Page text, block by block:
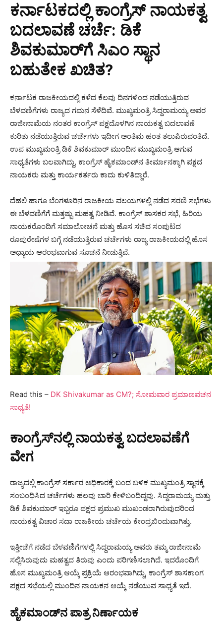
ಕರ್ನಾಟಕದಲ್ಲಿ ಕಾಂಗ್ರೆಸ್ ನಾಯಕತ್ವ
ಬದಲಾವಣೆ ಚರ್ಚೆ: ಡಿಕೆ
ಶಿವಕುಮಾರ್‌ಗೆ ಸಿಎಂ ಸ್ಥಾನ
ಬಹುತೇಕ ಖಚಿತ?
ಕರ್ನಾಟಕ ರಾಜಕೀಯದಲ್ಲಿ ಕಳೆದ ಕೆಲವು ದಿನಗಳಿಂದ ನಡೆಯುತ್ತಿರುವ
ಬೆಳವಣಿಗೆಗಳು ರಾಜ್ಯದ ಗಮನ ಸೆಳೆದಿವೆ. ಮುಖ್ಯಮಂತ್ರಿ ಸಿದ್ದರಾಮಯ್ಯ ಅವರ
ರಾಜೀನಾಮೆಯ ನಂತರ ಕಾಂಗ್ರೆಸ್ ಪಕ್ಷದೊಳಗಿನ ನಾಯಕತ್ವ ಬದಲಾವಣೆ
ಕುರಿತು ನಡೆಯುತ್ತಿರುವ ಚರ್ಚೆಗಳು ಇದೀಗ ಅಂತಿಮ ಹಂತ ತಲುಪಿರುವಂತಿದೆ.
ಉಪ ಮುಖ್ಯಮಂತ್ರಿ ಡಿಕೆ ಶಿವಕುಮಾರ್ ಮುಂದಿನ ಮುಖ್ಯಮಂತ್ರಿ ಆಗುವ
ಸಾಧ್ಯತೆಗಳು ಬಲವಾಗಿದ್ದು, ಕಾಂಗ್ರೆಸ್ ಹೈಕಮಾಂಡ್‌ನ ತೀರ್ಮಾನಕ್ಕಾಗಿ ಪಕ್ಷದ
ನಾಯಕರು ಮತ್ತು ಕಾರ್ಯಕರ್ತರು ಕಾದು ಕುಳಿತಿದ್ದಾರೆ.
ದೆಹಲಿ ಹಾಗೂ ಬೆಂಗಳೂರಿನ ರಾಜಕೀಯ ವಲಯಗಳಲ್ಲಿ ನಡೆದ ಸರಣಿ ಸಭೆಗಳು
ಈ ಬೆಳವಣಿಗೆಗೆ ಮತ್ತಷ್ಟು ಮಹತ್ವ ನೀಡಿವೆ. ಕಾಂಗ್ರೆಸ್ ಶಾಸಕರ ಸಭೆ, ಹಿರಿಯ
ನಾಯಕರೊಂದಿಗೆ ಸಮಾಲೋಚನೆ ಮತ್ತು ಹೊಸ ಸಚಿವ ಸಂಪುಟದ
ರೂಪುರೇಷೆಗಳ ಬಗ್ಗೆ ನಡೆಯುತ್ತಿರುವ ಚರ್ಚೆಗಳು ರಾಜ್ಯ ರಾಜಕೀಯದಲ್ಲಿ ಹೊಸ
ಅಧ್ಯಾಯ ಆರಂಭವಾಗುವ ಸೂಚನೆ ನೀಡುತ್ತಿವೆ.
Read this – DK Shivakumar as CM?; ಸೋಮವಾರ ಪ್ರಮಾಣವಚನ
ಸಾಧ್ಯತೆ!
ಕಾಂಗ್ರೆಸ್‌ನಲ್ಲಿ ನಾಯಕತ್ವ ಬದಲಾವಣೆಗೆ
ವೇಗ
ರಾಜ್ಯದಲ್ಲಿ ಕಾಂಗ್ರೆಸ್ ಸರ್ಕಾರ ಅಧಿಕಾರಕ್ಕೆ ಬಂದ ಬಳಿಕ ಮುಖ್ಯಮಂತ್ರಿ ಸ್ಥಾನಕ್ಕೆ
ಸಂಬಂಧಿಸಿದ ಚರ್ಚೆಗಳು ಹಲವು ಬಾರಿ ಕೇಳಿಬಂದಿದ್ದವು. ಸಿದ್ದರಾಮಯ್ಯ ಮತ್ತು
ಡಿಕೆ ಶಿವಕುಮಾರ್ ಇಬ್ಬರೂ ಪಕ್ಷದ ಪ್ರಮುಖ ಮುಖಂಡರಾಗಿರುವುದರಿಂದ
ನಾಯಕತ್ವ ವಿಚಾರ ಸದಾ ರಾಜಕೀಯ ಚರ್ಚೆಯ ಕೇಂದ್ರಬಿಂದುವಾಗಿತ್ತು.
ಇತ್ತೀಚೆಗೆ ನಡೆದ ಬೆಳವಣಿಗೆಗಳಲ್ಲಿ ಸಿದ್ದರಾಮಯ್ಯ ಅವರು ತಮ್ಮ ರಾಜೀನಾಮೆ
ಸಲ್ಲಿಸಿರುವುದು ಮಹತ್ವದ ತಿರುವು ಎಂದು ಪರಿಗಣಿಸಲಾಗಿದೆ. ಇದರೊಂದಿಗೆ
ಹೊಸ ಮುಖ್ಯಮಂತ್ರಿ ಆಯ್ಕೆ ಪ್ರಕ್ರಿಯೆ ಆರಂಭವಾಗಿದ್ದು, ಕಾಂಗ್ರೆಸ್ ಶಾಸಕಾಂಗ
ಪಕ್ಷದ ಸಭೆಯಲ್ಲಿ ಮುಂದಿನ ನಾಯಕನ ಆಯ್ಕೆ ನಡೆಯುವ ಸಾಧ್ಯತೆ ಇದೆ.
ಹೈಕಮಾಂಡ್‌ನ ಪಾತ್ರ ನಿರ್ಣಾಯಕ